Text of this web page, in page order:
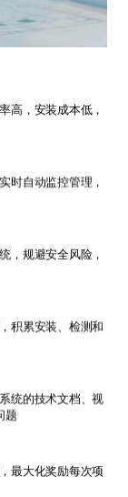
高，安装成本低，
时自动监控管理，
，规避安全风险，
积累安装、检测和
统的技术文档、视
题
最大化奖励每次项